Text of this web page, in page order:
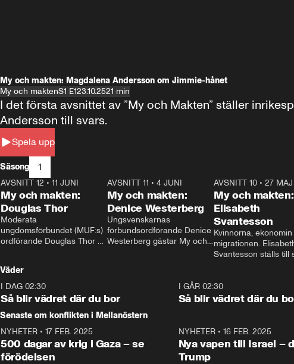
My och makten: Magdalena Andersson om Jimmie-hånet
My och maktenS1 E123.10.2521 min
Spela upp
I det första avsnittet av ”My och Makten” ställer
Andersson till svars.
Säsong 1
26:27
AVSNITT 12 • 11 JUNI
My och makten:
Douglas Thor
Moderata
ungdomsförbundet (MUF:s)
ordförande Douglas Thor
tonårsutvisningarna och hur
Moderaterna ska locka
väljare till valet i höst.
23:40
AVSNITT 11 •4 JUNI
My och makten:
Denice Westerberg
Ungsvenskarnas
förbundsordförande Denice
Westerberg gästar My och
AVSNITT 10 •27 MAJ
My och makten:
Elisabeth
Svantesson
Kvinnorna,
migrationen.
Svantesson ställs till
Väder
I DAG 02:30
Så blir vädret där du bor
I GÅR 02:30
Så blir vädret där du
Senaste om konflikten i Mellanöstern
NYHETER • 17 FEB. 2025
500 dagar av krig i Gaza – se
förödelsen
NYHETER• 16 FEB. 2025
Nya vapen till Israel –
Trump